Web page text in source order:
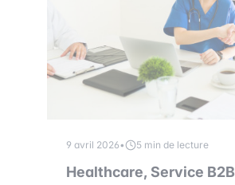
9 avril 2026• 5 min de lecture
Healthcare, Service